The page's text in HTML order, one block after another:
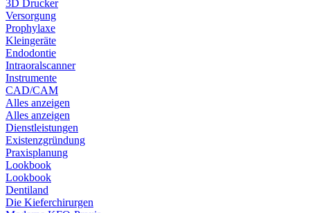
3D Drucker
Versorgung
Prophylaxe
Kleingeräte
Endodontie
Intraoralscanner
Instrumente
CAD/CAM
Alles anzeigen
Alles anzeigen
Dienstleistungen
Existenzgründung
Praxisplanung
Lookbook
Lookbook
Dentiland
Die Kieferchirurgen